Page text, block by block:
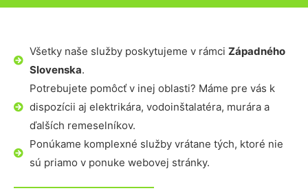
Všetky naše služby poskytujeme v rámci Západného
Slovenska.
Potrebujete pomôcť v inej oblasti? Máme pre vás k
dispozícii aj elektrikára, vodoinštalatéra, murára a
ďalších remeselníkov.
Ponúkame komplexné služby vrátane tých, ktoré nie
sú priamo v ponuke webovej stránky.